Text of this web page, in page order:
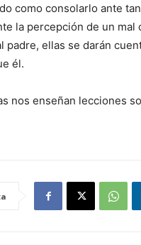
como consolarlo ante
la percepción de un
padre, ellas se darán
él.
nos enseñan lecciones